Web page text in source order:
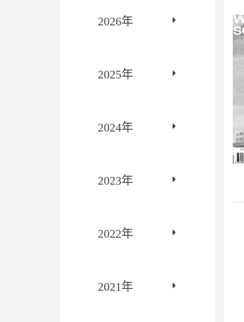
2026年
2025年
2024年
2023年
2022年
2021年